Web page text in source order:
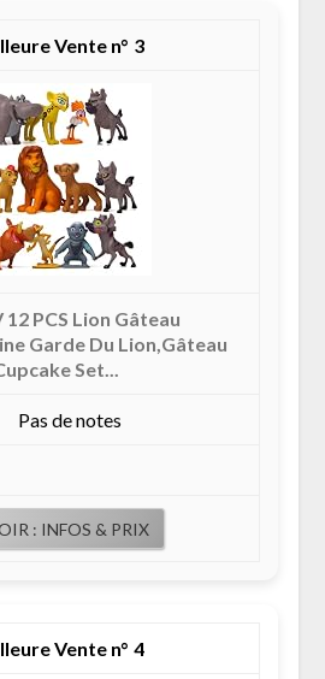
3
12 PCS Lion Gâteau
Garde Du Lion,Gâteau
Set...
Pas de notes
: INFOS & PRIX
4